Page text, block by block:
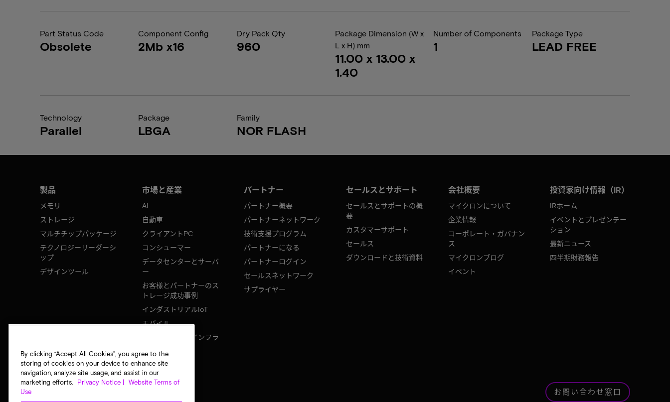
Part Status Code
Obsolete
Component Config
2Mb x16
Dry Pack Qty
960
Package Dimension (W x
L x H) mm
11.00 x 13.00 x
1.40
Number of Components
1
Package Type
LEAD FREE
Technology
Parallel
Package
LBGA
Family
NOR FLASH
製品
メモリ
ストレージ
マルチチップパッケージ
テクノロジーリーダーシ
ップ
デザインツール
市場と産業
AI
自動車
クライアントPC
コンシューマー
データセンターとサーバ
ー
お客様とパートナーのス
トレージ成功事例
インダストリアルIoT
モバイル
ネットワークのインフラ
パートナー
パートナー概要
パートナーネットワーク
技術支援プログラム
パートナーになる
パートナーログイン
セールスネットワーク
サプライヤー
セールスとサポート
セールスとサポートの概
要
カスタマーサポート
セールス
ダウンロードと技術資料
会社概要
マイクロンについて
企業情報
コーポレート・ガバナン
ス
マイクロンブログ
イベント
投資家向け情報（IR）
IRホーム
イベントとプレゼンテー
ション
最新ニュース
四半期財務報告
お問い合わせ窓口
By clicking “Accept All Cookies”, you agree to the
storing of cookies on your device to enhance site
navigation, analyze site usage, and assist in our
marketing efforts.
Privacy Notice |
Website Terms of
Use